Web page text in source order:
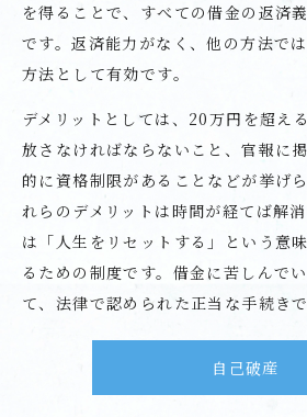
を得ることで、すべての借金の返済
です。返済能力がなく、他の方法で
方法として有効です。
デメリットとしては、20万円を超え
放さなければならないこと、官報に
的に資格制限があることなどが挙げ
れらのデメリットは時間が経てば解
は「人生をリセットする」という意
るための制度です。借金に苦しんで
て、法律で認められた正当な手続きで
自己破産